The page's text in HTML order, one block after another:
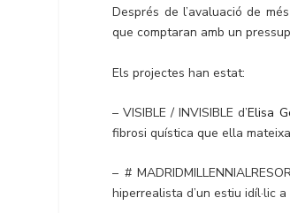
Després de l’avaluació de
que comptaran amb un
Els projectes han estat:
– VISIBLE / INVISIBLE d’Elisa
fibrosi quística que ella
– #
hiperrealista d’un estiu idíl·lic a